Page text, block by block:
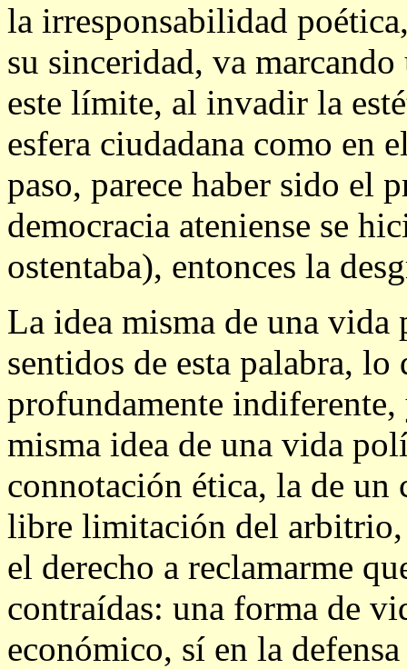
la irresponsabilidad
su sinceridad, va
este límite, al invadir la
esfera ciudadana como en
paso, parece haber sido el
democracia ateniense se
ostentaba), entonces la
La idea misma de una
sentidos de esta palabra,
profundamente
misma idea de una vida
connotación ética, la de un
libre limitación del arbitrio,
el derecho a reclamarme
contraídas: una forma de
económico, sí en la